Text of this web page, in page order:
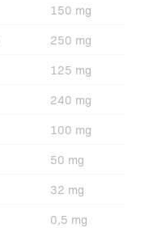
150 mg
250 mg
125 mg
240 mg
100 mg
50 mg
32 mg
0,5 mg